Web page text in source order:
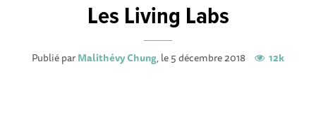
Les Living Labs
Publié parMalithévy Chung, le 5 décembre 2018 12k